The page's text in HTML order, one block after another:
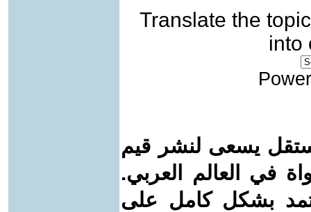
Translate the topic
into
يسعى لنشر قيم
في العالم العربي.
بشكل كامل على